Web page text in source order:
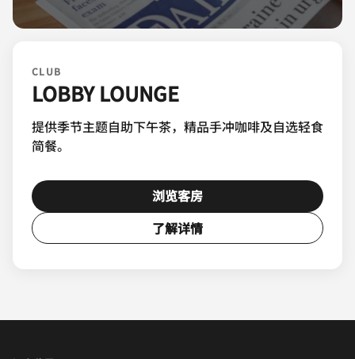
CLUB
LOBBY LOUNGE
提供季节主题自助下午茶，精品手冲咖啡及自选轻食
简餐。
浏览客房
了解详情